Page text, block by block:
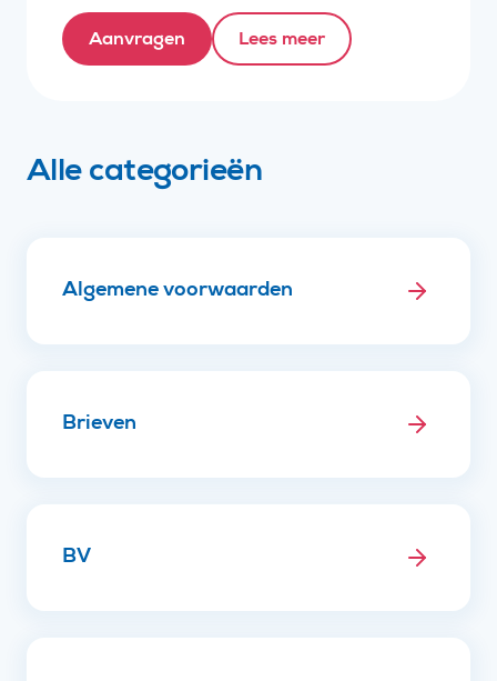
Aanvragen Lees meer
Alle categorieën
Algemene voorwaarden
Brieven
BV